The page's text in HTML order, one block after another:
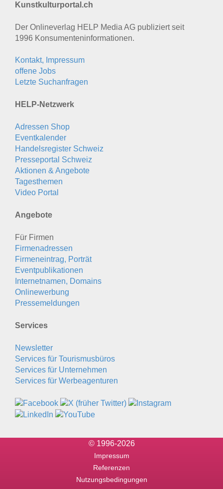
Kunstkulturportal.ch
Der Onlineverlag HELP Media AG publiziert seit
1996 Konsumenten­informationen.
Kontakt, Impressum
offene Jobs
Letzte Suchanfragen
HELP-Netzwerk
Adressen Shop
Eventkalender
Handelsregister Schweiz
Presseportal Schweiz
Aktionen & Angebote
Tagesthemen
Video Portal
Angebote
Für Firmen
Firmenadressen
Firmeneintrag, Porträt
Eventpublikationen
Internetnamen, Domains
Onlinewerbung
Pressemeldungen
Services
Newsletter
Services für Tourismusbüros
Services für Unternehmen
Services für Werbeagenturen
© 1996-2026
Impressum
Referenzen
Nutzungsbedingungen